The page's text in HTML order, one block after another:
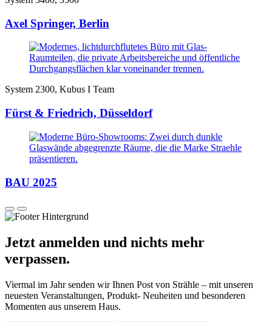
Axel Springer, Berlin
System 2300, Kubus I Team
Fürst & Friedrich, Düsseldorf
BAU 2025
Jetzt anmelden und nichts mehr
verpassen.
Viermal im Jahr senden wir Ihnen Post von Strähle – mit unseren
neuesten Veranstaltungen, Produkt- Neuheiten und besonderen
Momenten aus unserem Haus.